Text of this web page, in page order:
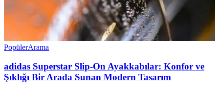
PopülerArama
adidas Superstar Slip-On Ayakkabılar: Konfor ve
Şıklığı Bir Arada Sunan Modern Tasarım